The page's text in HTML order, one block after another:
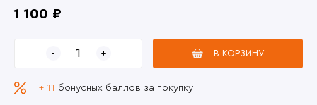
1 100 ₽
В КОРЗИНУ
+ 11 бонусных баллов за покупку